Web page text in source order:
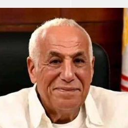
الدوري السعودي للمحترفين
دوري أبطال أوروبا
دوري أبطال إفريقيا